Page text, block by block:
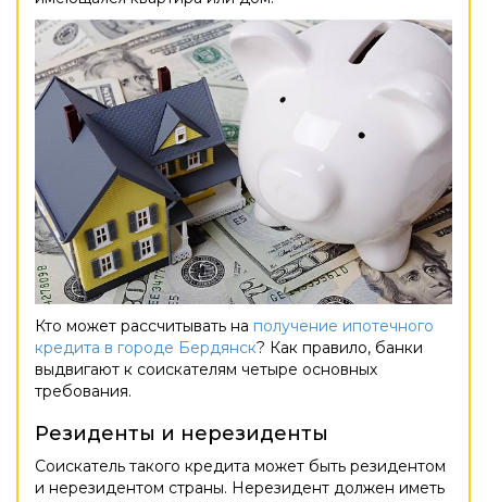
Кто может рассчитывать на получение ипотечного
кредита в городе Бердянск? Как правило, банки
выдвигают к соискателям четыре основных
требования.
Резиденты и нерезиденты
Соискатель такого кредита может быть резидентом
и нерезидентом страны. Нерезидент должен иметь